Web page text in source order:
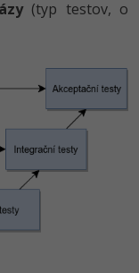
(typ testov, o